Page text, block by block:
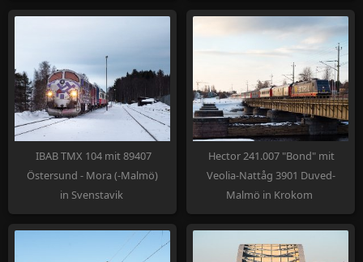
IBAB TMX 104 mit 89407
Östersund - Mora (-Malmö)
in Svenstavik
Hector 241.007 "Bond" mit
Veolia-Nattåg 3901 Duved-
Malmö in Krokom